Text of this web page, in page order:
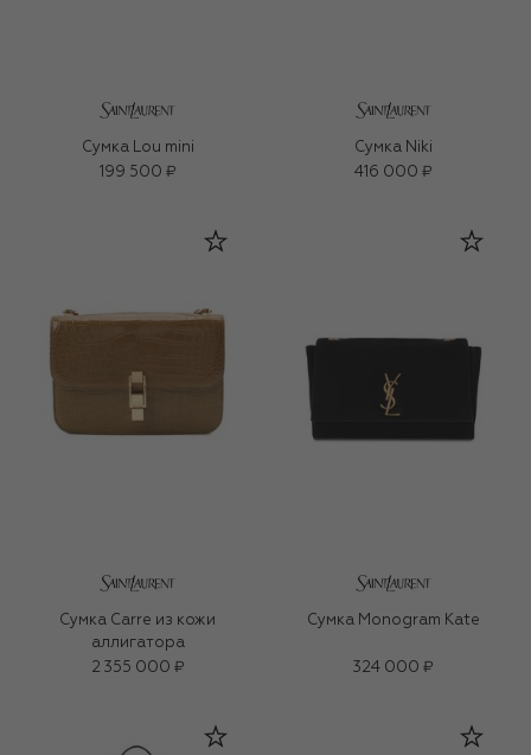
Сумка Lou mini
199 500 ₽
Сумка Niki
416 000 ₽
Сумка Carre из кожи
аллигатора
2 355 000 ₽
Сумка Monogram Kate
324 000 ₽